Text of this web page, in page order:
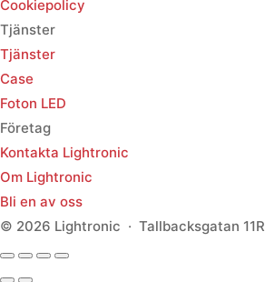
Cookiepolicy
Tjänster
Tjänster
Case
Foton LED
Företag
Kontakta Lightronic
Om Lightronic
Bli en av oss
© 2026 Lightronic · Tallbacksgatan